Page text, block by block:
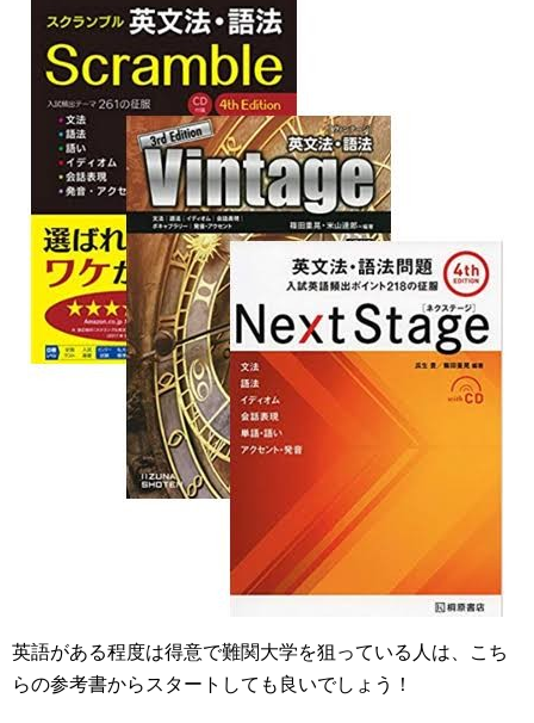
英語がある程度は得意で難関大学を狙っている人は、こち
らの参考書からスタートしても良いでしょう！